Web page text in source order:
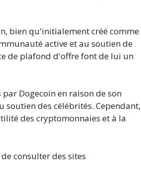
bien qu'initialement créé comme
active et au soutien de
de plafond d'offre font de lui un
Dogecoin en raison de son
soutien des célébrités. Cependant,
des cryptomonnaies et à la
consulter des sites